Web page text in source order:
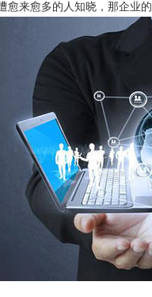
愈来愈多的人知晓，那企业